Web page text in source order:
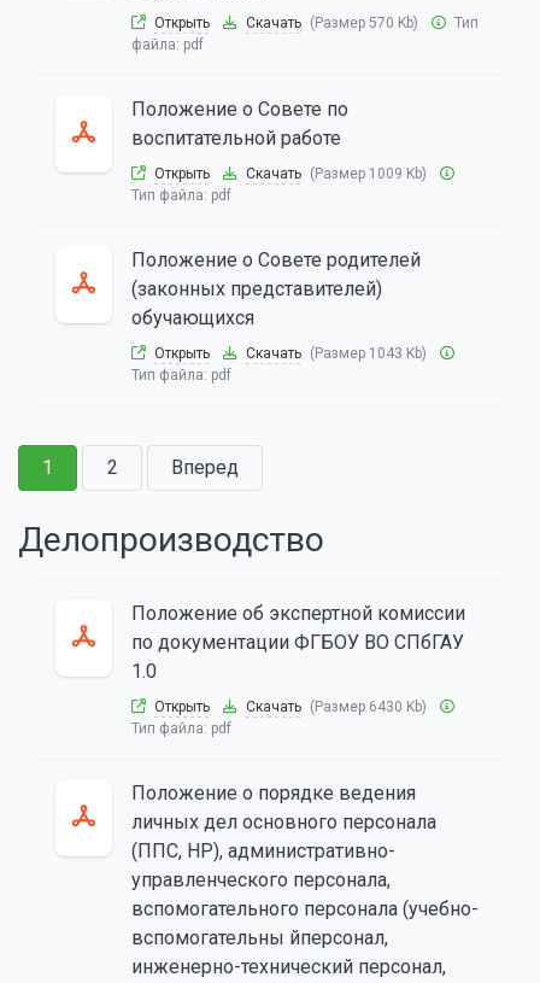
Открыть Скачать (Размер 570 Kb)
Тип
файла: pdf
Положение о Совете по
воспитательной работе
Открыть Скачать (Размер 1009 Kb)
Тип файла: pdf
Положение о Совете родителей
(законных представителей)
обучающихся
Открыть Скачать (Размер 1043 Kb)
Тип файла: pdf
1 2 Вперед
Делопроизводство
Положение об экспертной комиссии
по документации ФГБОУ ВО СПбГАУ
1.0
Открыть Скачать (Размер 6430 Kb)
Тип файла: pdf
Положение о порядке ведения
личных дел основного персонала
(ППС, НР), административно-
управленческого персонала,
вспомогательного персонала (учебно-
вспомогательны йперсонал,
инженерно-технический персонал,